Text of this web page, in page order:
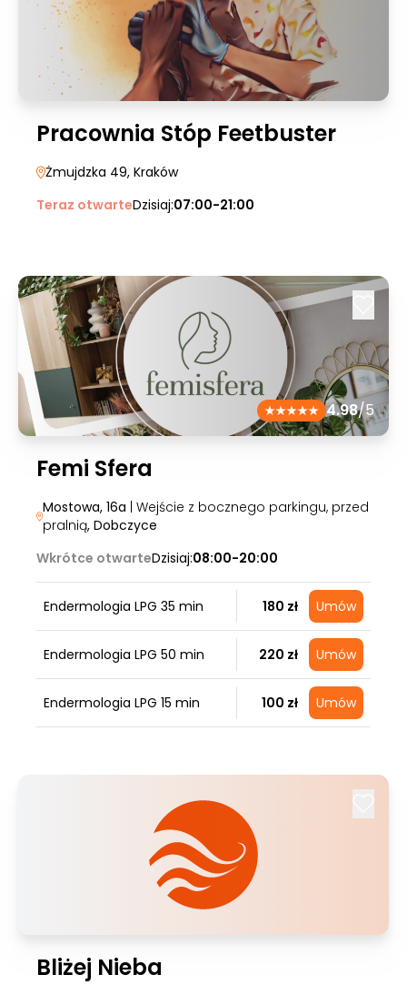
Pracownia Stóp Feetbuster
Żmujdzka 49, Kraków
Teraz otwarteDzisiaj:07:00-21:00
4.98/5
Femi Sfera
Mostowa, 16a | Wejście z bocznego parkingu, przed
pralnią, Dobczyce
Wkrótce otwarteDzisiaj:08:00-20:00
Endermologia LPG 35 min 180 zł Umów
Endermologia LPG 50 min 220 zł Umów
Endermologia LPG 15 min 100 zł Umów
Bliżej Nieba